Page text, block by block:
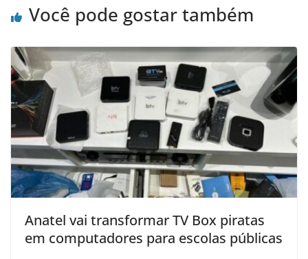
Você pode gostar também
Anatel vai transformar TV Box piratas
em computadores para escolas públicas